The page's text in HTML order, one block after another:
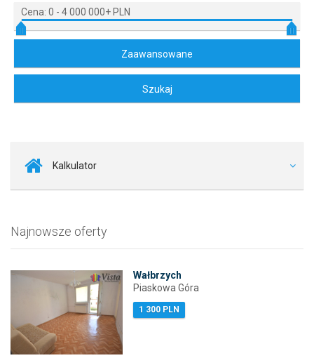
Cena: 0 - 4 000 000+ PLN
Kalkulator
Najnowsze oferty
Wałbrzych
Piaskowa Góra
1 300 PLN